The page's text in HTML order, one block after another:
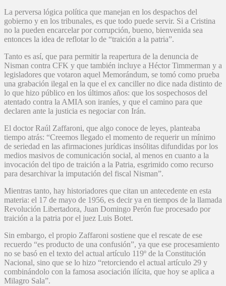
La perversa lógica política que manejan en los despachos del
gobierno y en los tribunales, es que todo puede servir. Si a Cristina
no la pueden encarcelar por corrupción, bueno, bienvenida sea
entonces la idea de reflotar lo de “traición a la patria”.
Tanto es así, que para permitir la reapertura de la denuncia de
Nisman contra CFK y que también incluye a Héctor Timmerman y a
legisladores que votaron aquel Memorándum, se tomó como prueba
una grabación ilegal en la que el ex canciller no dice nada distinto de
lo que hizo público en los últimos años: que los sospechosos del
atentado contra la AMIA son iraníes, y que el camino para que
declaren ante la justicia es negociar con Irán.
El doctor Raúl Zaffaroni, que algo conoce de leyes, planteaba
tiempo atrás: “Creemos llegado el momento de requerir un mínimo
de seriedad en las afirmaciones jurídicas insólitas difundidas por los
medios masivos de comunicación social, al menos en cuanto a la
invocación del tipo de traición a la Patria, esgrimido como recurso
para desarchivar la imputación del fiscal Nisman”.
Mientras tanto, hay historiadores que citan un antecedente en esta
materia: el 17 de mayo de 1956, es decir ya en tiempos de la llamada
Revolución Libertadora, Juan Domingo Perón fue procesado por
traición a la patria por el juez Luis Botet.
Sin embargo, el propio Zaffaroni sostiene que el rescate de ese
recuerdo “es producto de una confusión”, ya que ese procesamiento
no se basó en el texto del actual artículo 119º de la Constitución
Nacional, sino que se lo hizo “retorciendo el actual artículo 29 y
combinándolo con la famosa asociación ilícita, que hoy se aplica a
Milagro Sala”.